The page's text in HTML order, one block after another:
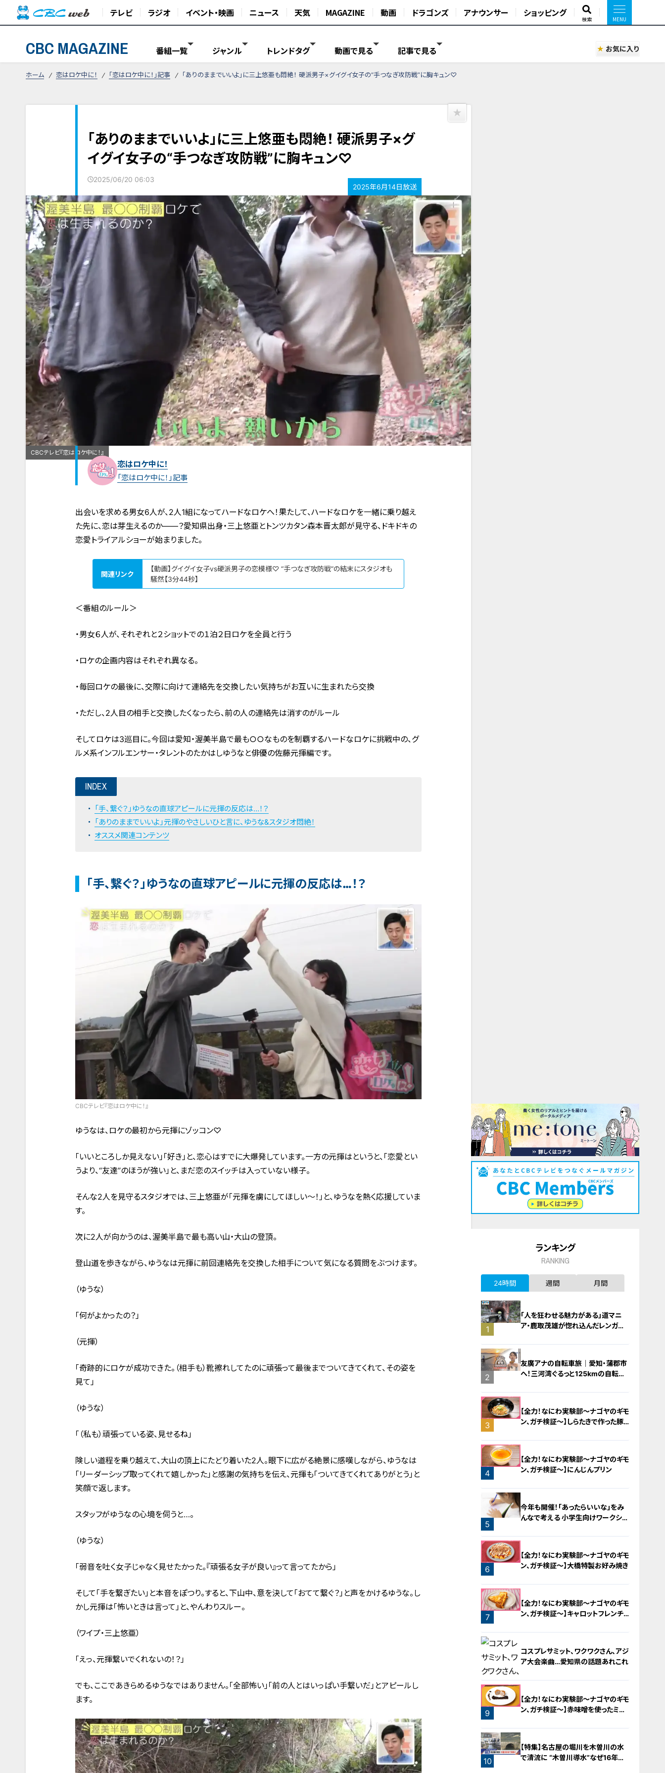
テレビ ラジオ イベント・映画 ニュース 天気 MAGAZINE 動画 ドラゴンズ アナウンサー ショッピング
検索
CBC MAGAZINE 番組一覧 ジャンル トレンドタグ 動画で見る 記事で見る お気に入り
ホーム 恋はロケ中に！ 「恋はロケ中に！」記事 「ありのままでいいよ」に三上悠亜も悶絶！ 硬派男子×グイグイ女子の“手つなぎ攻防戦”に胸キュン♡
「ありのままでいいよ」に三上悠亜も悶絶！ 硬派男子×グ
イグイ女子の“手つなぎ攻防戦”に胸キュン♡
2025/06/20 06:03
2025年6月14日放送
CBCテレビ『恋はロケ中に！』
恋はロケ中に！
「恋はロケ中に！」記事
出会いを求める男女6人が、2人1組になってハードなロケへ！果たして、ハードなロケを一緒に乗り越え
た先に、恋は芽生えるのか――？愛知県出身・三上悠亜とトンツカタン森本晋太郎が見守る、ドキドキの
恋愛トライアルショーが始まりました。
関連リンク
【動画】グイグイ女子vs硬派男子の恋模様♡ “手つなぎ攻防戦”の結末にスタジオも
騒然【3分44秒】
＜番組のルール＞
・男女６人が、それぞれと２ショットでの１泊２日ロケを全員と行う
・ロケの企画内容はそれぞれ異なる。
・毎回ロケの最後に、交際に向けて連絡先を交換したい気持ちがお互いに生まれたら交換
・ただし、2人目の相手と交換したくなったら、前の人の連絡先は消すのがルール
そしてロケは3巡目に。今回は愛知・渥美半島で最も○○なものを制覇するハードなロケに挑戦中の、グ
ルメ系インフルエンサー・タレントのたかはしゆうなと俳優の佐藤元揮編です。
INDEX
「手、繋ぐ？」ゆうなの直球アピールに元揮の反応は…！？
「ありのままでいいよ」元揮のやさしいひと言に、ゆうな&スタジオ悶絶！
オススメ関連コンテンツ
「手、繋ぐ？」ゆうなの直球アピールに元揮の反応は…！？
CBCテレビ『恋はロケ中に！』
ゆうなは、ロケの最初から元揮にゾッコン♡
「いいところしか見えない」「好き」と、恋心はすでに大爆発しています。一方の元揮はというと、「恋愛とい
うより、“友達”のほうが強い」と、まだ恋のスイッチは入っていない様子。
そんな2人を見守るスタジオでは、三上悠亜が「元揮を虜にしてほしい～！」と、ゆうなを熱く応援していま
す。
次に2人が向かうのは、渥美半島で最も高い山・大山の登頂。
登山道を歩きながら、ゆうなは元揮に前回連絡先を交換した相手について気になる質問をぶつけます。
（ゆうな）
「何がよかったの？」
（元揮）
「奇跡的にロケが成功できた。（相手も）靴擦れしてたのに頑張って最後までついてきてくれて、その姿を
見て」
（ゆうな）
「（私も）頑張っている姿、見せるね」
険しい道程を乗り越えて、大山の頂上にたどり着いた2人。眼下に広がる絶景に感嘆しながら、ゆうなは
「リーダーシップ取ってくれて嬉しかった」と感謝の気持ちを伝え、元揮も「ついてきてくれてありがとう」と
笑顔で返します。
スタッフがゆうなの心境を伺うと…。
（ゆうな）
「弱音を吐く女子じゃなく見せたかった。『頑張る女子が良い』って言ってたから」
そして「手を繋ぎたい」と本音をぽつり。すると、下山中、意を決して「おてて繋ぐ？」と声をかけるゆうな。し
かし元揮は「怖いときは言って」と、やんわりスルー。
（ワイプ・三上悠亜）
「えっ、元揮繋いでくれないの！？」
でも、ここであきらめるゆうなではありません。「全部怖い」「前の人とはいっぱい手繋いだ」とアピールし
ます。
ランキング
RANKING
24時間 週間 月間
1
「人を狂わせる魅力がある」道マニ
ア・鹿取茂雄が惚れ込んだレンガの
2
友廣アナの自転車旅｜愛知・蒲郡市
へ！三河湾ぐるっと125kmの自転車
3
【全力！なにわ実験部～ナゴヤのギモ
ン、ガチ検証～】しらたきで作った豚
4
【全力！なにわ実験部～ナゴヤのギモ
ン、ガチ検証～】にんじんプリン
5
今年も開催！「あったらいいな」をみ
んなで考える 小学生向けワークショ
6
【全力！なにわ実験部～ナゴヤのギモ
ン、ガチ検証～】大橋特製お好み焼き
7
【全力！なにわ実験部～ナゴヤのギモ
ン、ガチ検証～】キャロットフレンチ
8
コスプレサミット、ワクワクさん、アジ
ア大会楽曲…愛知県の話題あれこれ
9
【全力！なにわ実験部～ナゴヤのギモ
ン、ガチ検証～】赤味噌を使ったミル
10
【特集】名古屋の堀川を木曽川の水
で清流に “木曽川導水”なぜ16年ぶ